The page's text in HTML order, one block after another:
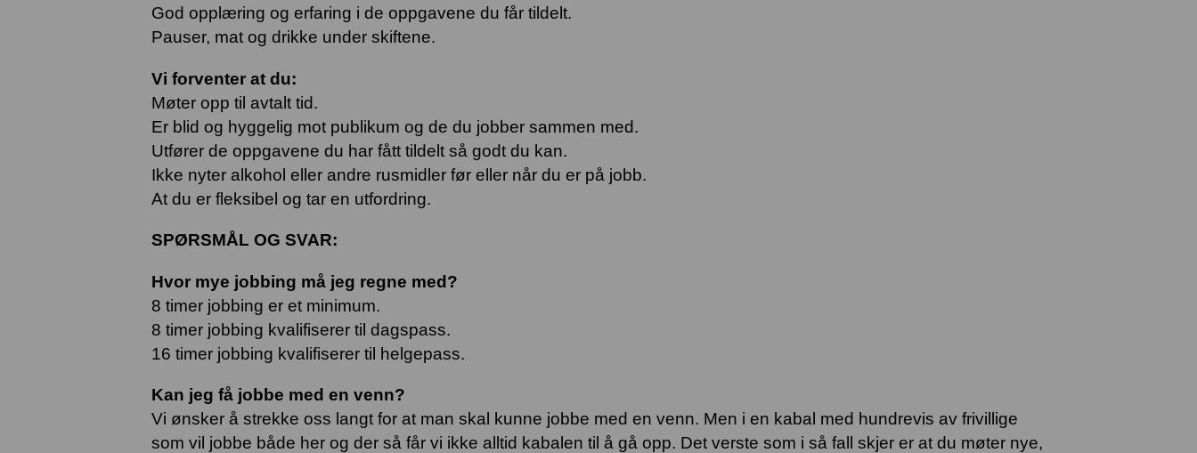
God opplæring og erfaring i de oppgavene du får tildelt.
Pauser, mat og drikke under skiftene.
Vi forventer at du:
Møter opp til avtalt tid.
Er blid og hyggelig mot publikum og de du jobber sammen med.
Utfører de oppgavene du har fått tildelt så godt du kan.
Ikke nyter alkohol eller andre rusmidler før eller når du er på jobb.
At du er fleksibel og tar en utfordring.
SPØRSMÅL OG SVAR:
Hvor mye jobbing må jeg regne med?
8 timer jobbing er et minimum.
8 timer jobbing kvalifiserer til dagspass.
16 timer jobbing kvalifiserer til helgepass.
Kan jeg få jobbe med en venn?
Vi ønsker å strekke oss langt for at man skal kunne jobbe med en venn. Men i en kabal med hundrevis av frivillige
som vil jobbe både her og der så får vi ikke alltid kabalen til å gå opp. Det verste som i så fall skjer er at du møter nye,